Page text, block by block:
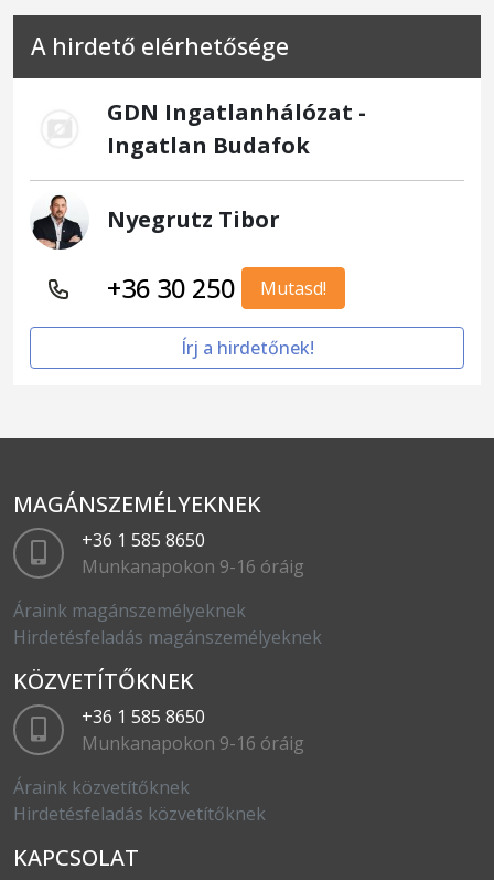
A hirdető elérhetősége
GDN Ingatlanhálózat -
Ingatlan Budafok
Nyegrutz Tibor
+36 30 250 Mutasd!
Írj a hirdetőnek!
MAGÁNSZEMÉLYEKNEK
+36 1 585 8650
Munkanapokon 9-16 óráig
Áraink magánszemélyeknek
Hirdetésfeladás magánszemélyeknek
KÖZVETÍTŐKNEK
+36 1 585 8650
Munkanapokon 9-16 óráig
Áraink közvetítőknek
Hirdetésfeladás közvetítőknek
KAPCSOLAT